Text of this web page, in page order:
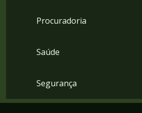
Procuradoria
Saúde
Segurança